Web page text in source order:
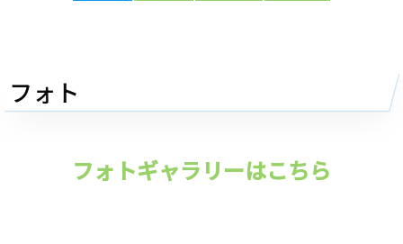
フォト
フォトギャラリーはこちら